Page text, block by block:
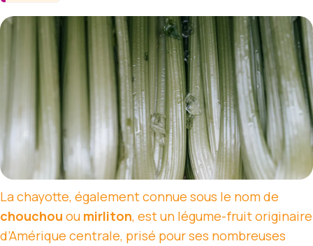
La chayotte, également connue sous le nom de
chouchou ou mirliton, est un légume-fruit originaire
d’Amérique centrale, prisé pour ses nombreuses